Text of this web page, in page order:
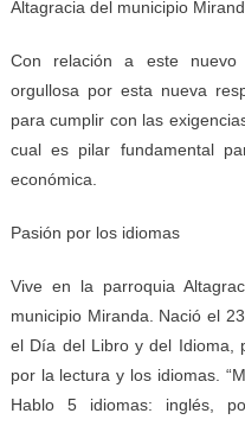
Altagracia del municipio
Con relación a este nuevo
orgullosa por esta nueva
para cumplir con las
cual es pilar fundamental
económica.
Pasión por los idiomas
Vive en la parroquia
municipio Miranda. Nació el
el Día del Libro y del Idioma,
por la lectura y los idiomas.
Hablo 5 idiomas: inglés,